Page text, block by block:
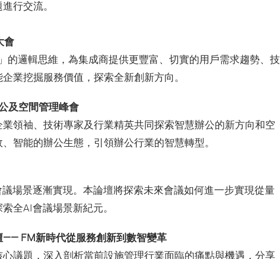
行交流。
會
的邏輯思維，為集成商提供更豐富、切實的用戶需求趨勢、技
業挖掘服務價值，探索全新創新方向。
及空間管理峰會
領袖、技術專家及行業精英共同探索智慧辦公的新方向和空
智能的辦公生態，引領辦公行業的智慧轉型。
場景逐漸實現。本論壇將探索未來會議如何進一步實現從量
全AI會議場景新紀元。
FM新時代從服務創新到數智變革
議題，深入剖析當前設施管理行業面臨的痛點與機遇，分享